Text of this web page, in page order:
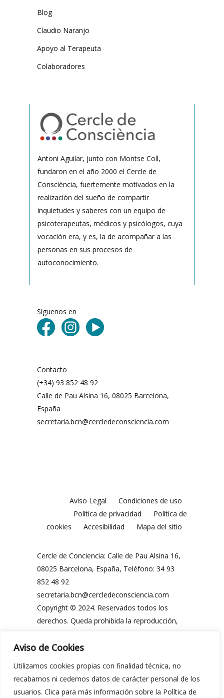
Aviso de Cookies
Utilizamos cookies propias con finalidad técnica, no
recabamos ni cedemos datos de carácter personal de los
usuarios. Clica para más información sobre la Política de
Blog
Claudio Naranjo
Apoyo al Terapeuta
Colaboradores
Antoni Aguilar, junto con Montse Coll,
fundaron en el año 2000 el Cercle de
Consciència, fuertemente motivados en la
realización del sueño de compartir
inquietudes y saberes con un equipo de
psicoterapeutas, médicos y psicólogos, cuya
vocación era, y es, la de acompañar a las
personas en sus procesos de
autoconocimiento.
Síguenos en
Contacto
(+34) 93 852 48 92
Calle de Pau Alsina 16, 08025 Barcelona,
España
secretaria.bcn@cercledeconsciencia.com
Aviso Legal
Condiciones de uso
Política de privacidad
Política de
cookies
Accesibilidad Mapa del sitio
Cercle de Conciencia: Calle de Pau Alsina 16,
08025 Barcelona, España, Teléfono: 34 93
852 48 92
secretaria.bcn@cercledeconsciencia.com
Copyright © 2024. Reservados todos los
derechos. Queda prohibida la reproducción,
utilización, total o parcial, de los contenidos
sin previa y expresa autorización por escrito
del Cercle de Conciencia o de sus legítimos